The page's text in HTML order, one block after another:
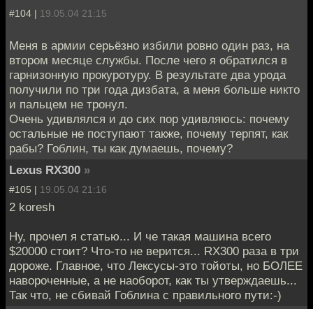
#104 | 19.05.04 21:15
Меня в армии серьёзно избили ровно один раз, на
втором месяце службы. После чего я обратился в
гарнизонную прокуротуру. В результате два урода
получили по три года дизбата, а меня больше никто
и пальцем не тронул.
Очень удивлялся и до сих пор удивляюсь: почему
остальные не поступают также, почему терпят, как
рабы? Гоблин, ты как думаешь, почему?
Lexus RX300 »
#105 | 19.05.04 21:16
2 koresh
Ну, прочел я статью... И че такая машина всего
$20000 стоит? Что-то не верится... RX300 раза в три
дороже. Главное, что Лексусы-это тойоты, но БОЛЕЕ
навороченные, а не наоборот, как ты утверждаешь...
Так что, не сбивай Гоблина с правильного пути:-)